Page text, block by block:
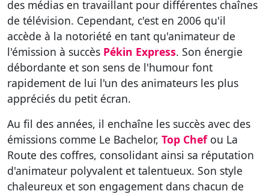
des médias en travaillant pour différentes chaînes
de télévision. Cependant, c'est en 2006 qu'il
accède à la notoriété en tant qu'animateur de
l'émission à succès Pékin Express. Son énergie
débordante et son sens de l'humour font
rapidement de lui l'un des animateurs les plus
appréciés du petit écran.
Au fil des années, il enchaîne les succès avec des
émissions comme Le Bachelor, Top Chefou La
Route des coffres, consolidant ainsi sa réputation
d'animateur polyvalent et talentueux. Son style
chaleureux et son engagement dans chacun de